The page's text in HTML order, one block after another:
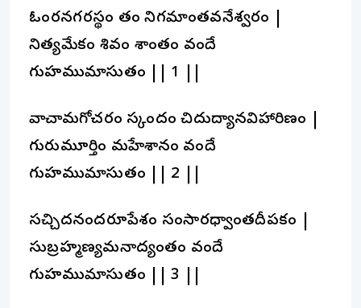
ఓంకారనగరస్థం తం నిగమాంతవనేశ్వరం |
నిత్యమేకం శివం శాంతం వందే
గుహముమాసుతం || 1 ||
వాచామగోచరం స్కందం చిదుద్యానవిహారిణం |
గురుమూర్తిం మహేశానం వందే
గుహముమాసుతం || 2 ||
సచ్చిదనందరూపేశం సంసారధ్వాంతదీపకం |
సుబ్రహ్మణ్యమనాద్యంతం వందే
గుహముమాసుతం || 3 ||